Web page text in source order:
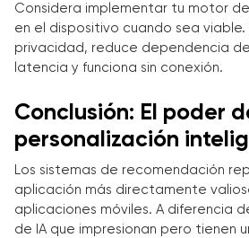
Considera implementar tu motor
en el dispositivo cuando sea
privacidad, reduce dependencia
latencia y funciona sin conexión.
Conclusión: El poder
personalización
Los sistemas de recomendación
aplicación más directamente
aplicaciones móviles. A diferencia
de IA que impresionan pero tienen